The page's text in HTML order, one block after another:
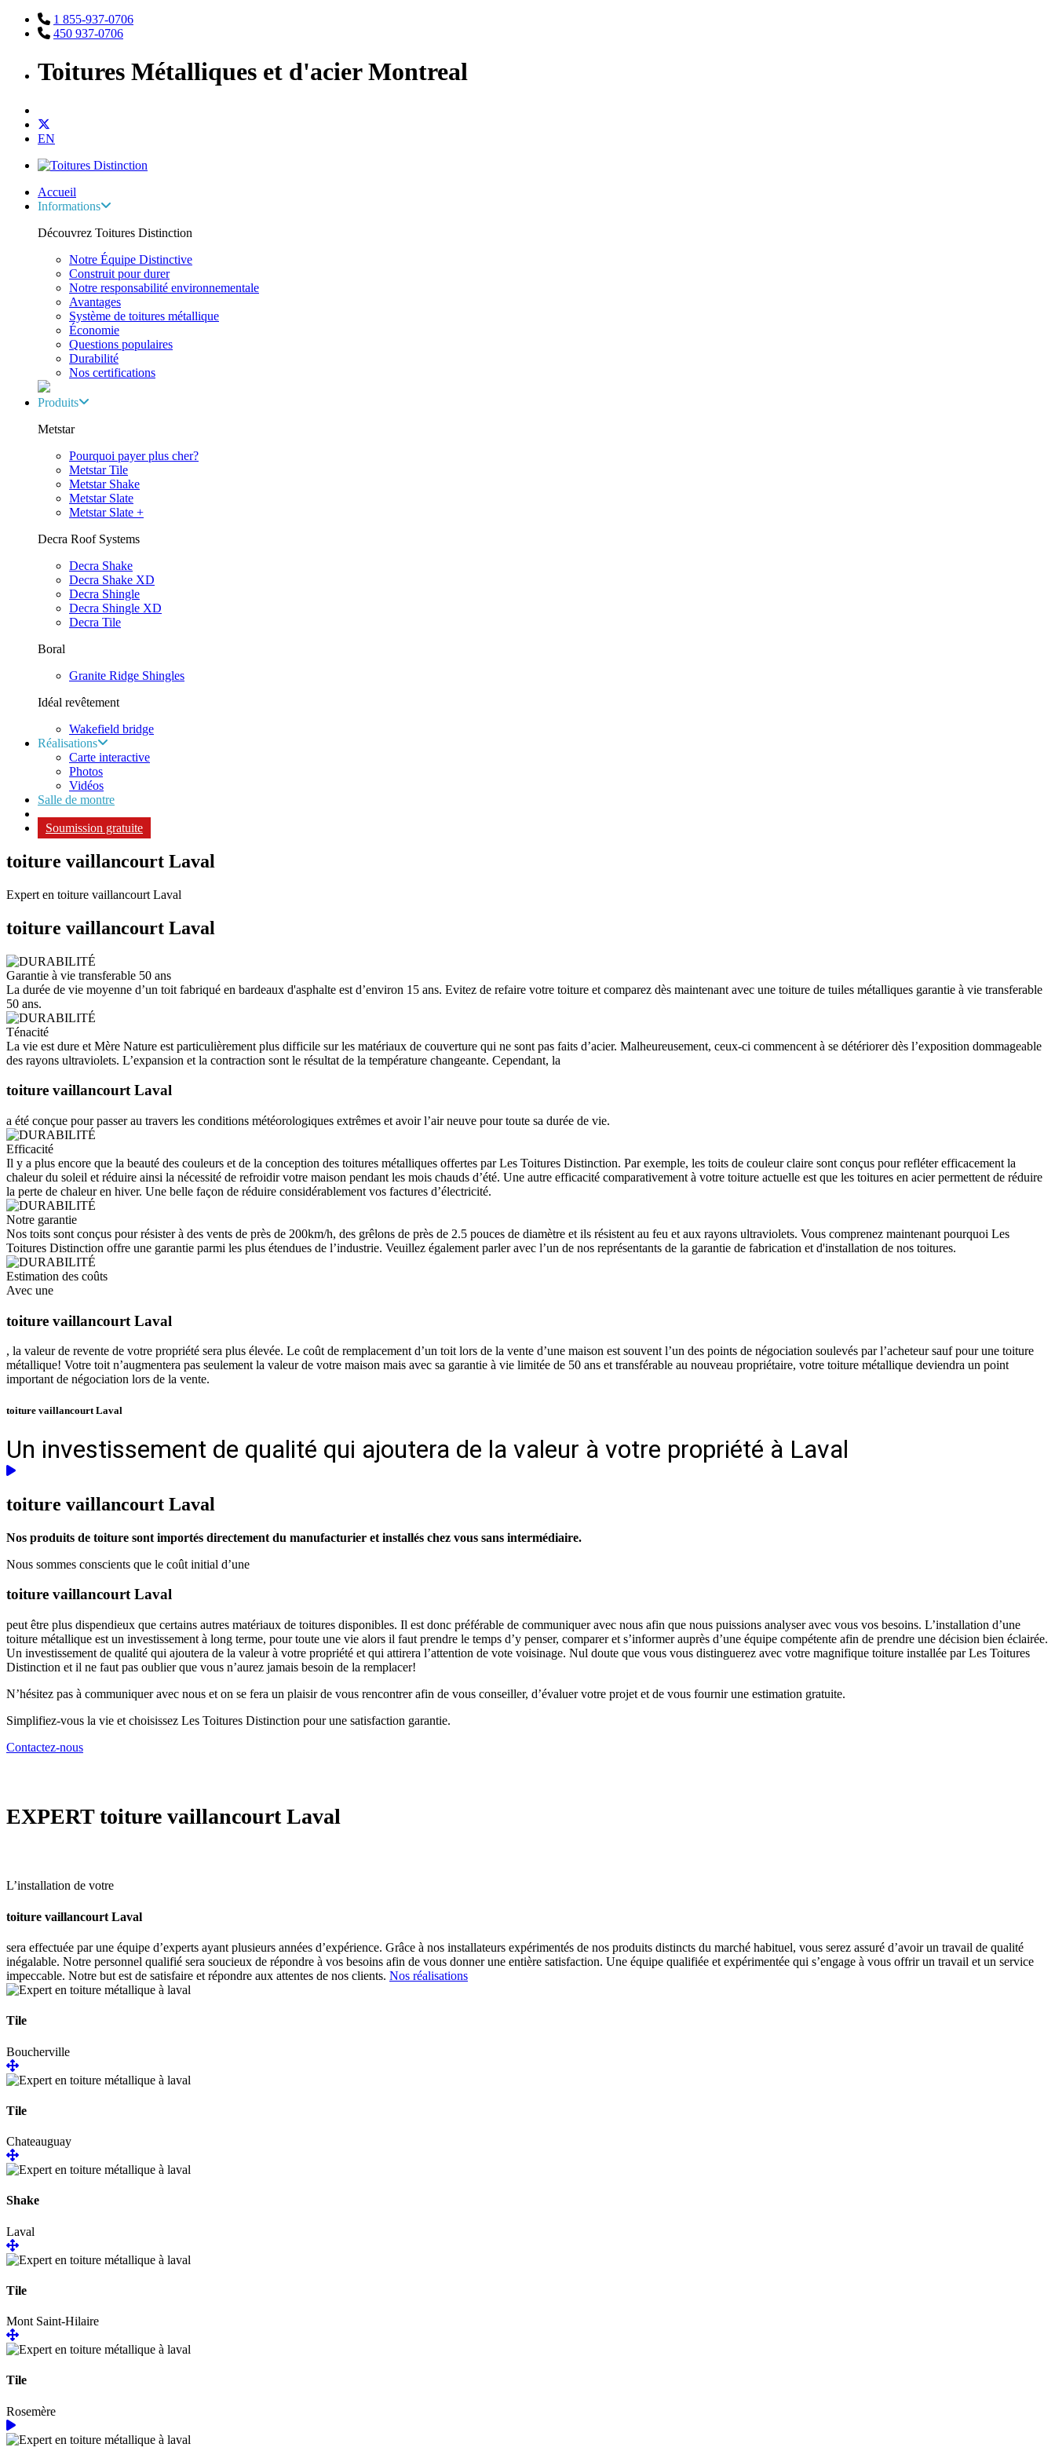
1 855-937-0706
450 937-0706
Toitures Métalliques et d'acier Montreal
EN
Accueil
Informations
Découvrez Toitures Distinction
Notre Équipe Distinctive
Construit pour durer
Notre responsabilité environnementale
Avantages
Système de toitures métallique
Économie
Questions populaires
Durabilité
Nos certifications
Produits
Metstar
Pourquoi payer plus cher?
Metstar Tile
Metstar Shake
Metstar Slate
Metstar Slate +
Decra Roof Systems
Decra Shake
Decra Shake XD
Decra Shingle
Decra Shingle XD
Decra Tile
Boral
Granite Ridge Shingles
Idéal revêtement
Wakefield bridge
Réalisations
Carte interactive
Photos
Vidéos
Salle de montre
Soumission gratuite
toiture vaillancourt Laval
Expert en toiture vaillancourt Laval
toiture vaillancourt Laval
Garantie à vie transferable 50 ans
La durée de vie moyenne d’un toit fabriqué en bardeaux d'asphalte est d’environ 15 ans. Evitez de refaire votre toiture et comparez dès maintenant avec une toiture de tuiles métalliques garantie à vie transferable
50 ans.
Ténacité
La vie est dure et Mère Nature est particulièrement plus difficile sur les matériaux de couverture qui ne sont pas faits d’acier. Malheureusement, ceux-ci commencent à se détériorer dès l’exposition dommageable
des rayons ultraviolets. L’expansion et la contraction sont le résultat de la température changeante. Cependant, la
toiture vaillancourt Laval
a été conçue pour passer au travers les conditions météorologiques extrêmes et avoir l’air neuve pour toute sa durée de vie.
Efficacité
Il y a plus encore que la beauté des couleurs et de la conception des toitures métalliques offertes par Les Toitures Distinction. Par exemple, les toits de couleur claire sont conçus pour refléter efficacement la
chaleur du soleil et réduire ainsi la nécessité de refroidir votre maison pendant les mois chauds d’été. Une autre efficacité comparativement à votre toiture actuelle est que les toitures en acier permettent de réduire
la perte de chaleur en hiver. Une belle façon de réduire considérablement vos factures d’électricité.
Notre garantie
Nos toits sont conçus pour résister à des vents de près de 200km/h, des grêlons de près de 2.5 pouces de diamètre et ils résistent au feu et aux rayons ultraviolets. Vous comprenez maintenant pourquoi Les
Toitures Distinction offre une garantie parmi les plus étendues de l’industrie. Veuillez également parler avec l’un de nos représentants de la garantie de fabrication et d'installation de nos toitures.
Estimation des coûts
Avec une
toiture vaillancourt Laval
, la valeur de revente de votre propriété sera plus élevée. Le coût de remplacement d’un toit lors de la vente d’une maison est souvent l’un des points de négociation soulevés par l’acheteur sauf pour une toiture
métallique! Votre toit n’augmentera pas seulement la valeur de votre maison mais avec sa garantie à vie limitée de 50 ans et transférable au nouveau propriétaire, votre toiture métallique deviendra un point
important de négociation lors de la vente.
toiture vaillancourt Laval
Un investissement de qualité qui ajoutera de la valeur à votre propriété à Laval
toiture vaillancourt Laval
Nos produits de toiture sont importés directement du manufacturier et installés chez vous sans intermédiaire.
Nous sommes conscients que le coût initial d’une
toiture vaillancourt Laval
peut être plus dispendieux que certains autres matériaux de toitures disponibles. Il est donc préférable de communiquer avec nous afin que nous puissions analyser avec vous vos besoins. L’installation d’une
toiture métallique est un investissement à long terme, pour toute une vie alors il faut prendre le temps d’y penser, comparer et s’informer auprès d’une équipe compétente afin de prendre une décision bien éclairée.
Un investissement de qualité qui ajoutera de la valeur à votre propriété et qui attirera l’attention de vote voisinage. Nul doute que vous vous distinguerez avec votre magnifique toiture installée par Les Toitures
Distinction et il ne faut pas oublier que vous n’aurez jamais besoin de la remplacer!
N’hésitez pas à communiquer avec nous et on se fera un plaisir de vous rencontrer afin de vous conseiller, d’évaluer votre projet et de vous fournir une estimation gratuite.
Simplifiez-vous la vie et choisissez Les Toitures Distinction pour une satisfaction garantie.
Contactez-nous
EXPERTtoiture vaillancourt Laval
L’installation de votre
toiture vaillancourt Laval
sera effectuée par une équipe d’experts ayant plusieurs années d’expérience. Grâce à nos installateurs expérimentés de nos produits distincts du marché habituel, vous serez assuré d’avoir un travail de qualité
inégalable. Notre personnel qualifié sera soucieux de répondre à vos besoins afin de vous donner une entière satisfaction. Une équipe qualifiée et expérimentée qui s’engage à vous offrir un travail et un service
impeccable. Notre but est de satisfaire et répondre aux attentes de nos clients. Nos réalisations
Tile
Boucherville
Tile
Chateauguay
Shake
Laval
Tile
Mont Saint-Hilaire
Tile
Rosemère